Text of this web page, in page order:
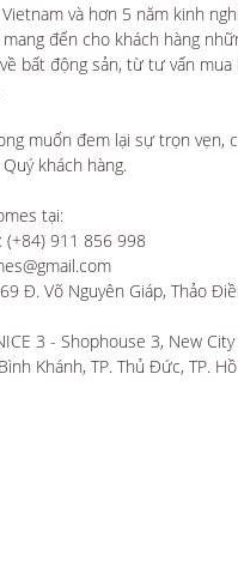
và hơn 5 năm kinh
đến cho khách hàng
bất động sản, từ tư vấn mua
muốn đem lại sự trọn vẹn,
khách hàng.
tại:
(+84) 911 856 998
Đ. Võ Nguyên Giáp, Thảo
3 - Shophouse 3, New
Khánh, TP. Thủ Đức, TP.